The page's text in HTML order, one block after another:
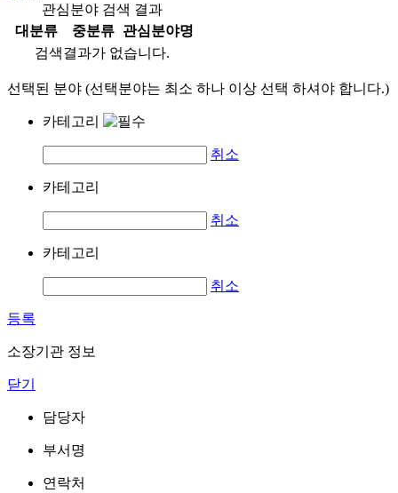
관심분야 검색 결과
대분류
중분류
관심분야명
검색결과가 없습니다.
선택된 분야 (선택분야는 최소 하나 이상 선택 하셔야 합니다.)
카테고리
취소
카테고리
취소
카테고리
취소
등록
소장기관 정보
닫기
담당자
부서명
연락처